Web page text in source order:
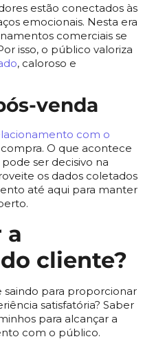
estão conectados às
emocionais. Nesta era
comerciais se
isso, o público valoriza
, caloroso e
venda
com o
O que acontece
ser decisivo na
os dados coletados
até aqui para manter
a
cliente?
saindo para proporcionar
satisfatória? Saber
para alcançar a
com o público.